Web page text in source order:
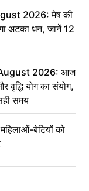
2026: मेष की
अटका धन, जानें 12
2026: आज
वृद्धि योग का संयोग,
समय
बेटियों को